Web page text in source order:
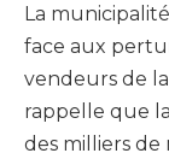
La
face aux
vendeurs de
rappelle que
des milliers